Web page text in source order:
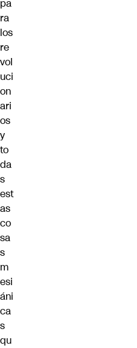
pa
ra
los
re
vol
uci
on
ari
os
y
to
da
s
est
as
co
sa
s
m
esi
áni
ca
s
qu